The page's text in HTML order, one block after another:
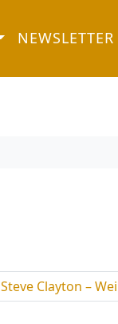
NEWSLETTER
Steve Clayton –